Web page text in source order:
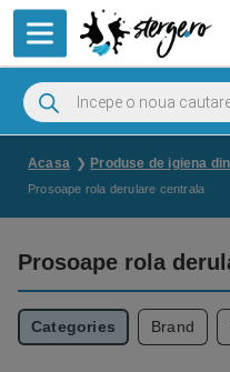
Acasa Produse de igiena
Prosoape rola derulare centrala
Prosoape rola
Categories Brand